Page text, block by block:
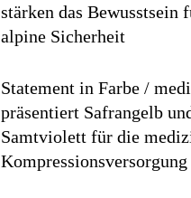
stärken das Bewusstsein
alpine Sicherheit
Statement in Farbe / medi
präsentiert Safrangelb
Samtviolett für die
Kompressionsversorgung